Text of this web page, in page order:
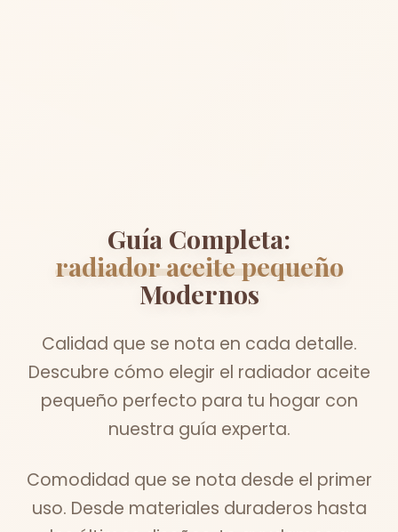
Guía Completa:
radiador aceite pequeño
Modernos
Calidad que se nota en cada detalle.
Descubre cómo elegir el radiador aceite
pequeño perfecto para tu hogar con
nuestra guía experta.
Comodidad que se nota desde el primer
uso. Desde materiales duraderos hasta